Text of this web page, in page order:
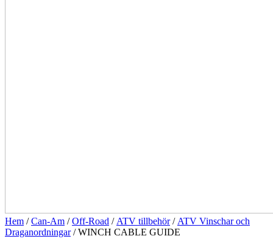
Hem /Can-Am /Off-Road / ATV tillbehör/ ATV Vinschar och
Draganordningar/ WINCH CABLE GUIDE